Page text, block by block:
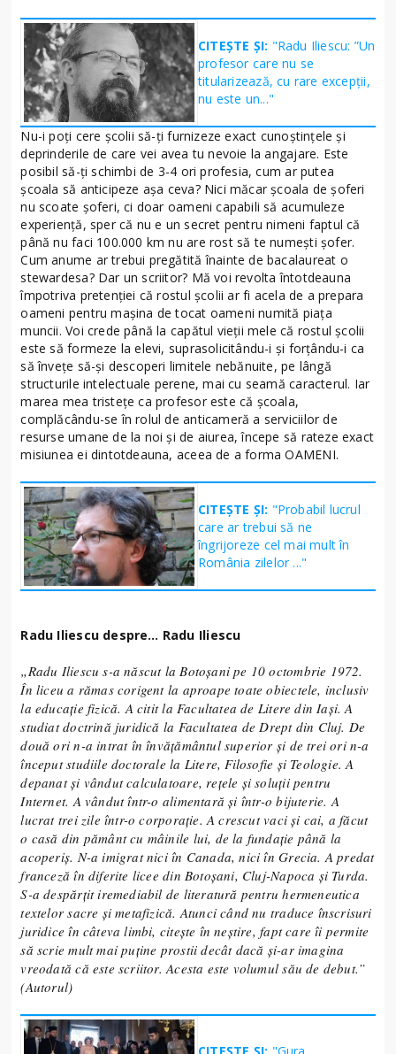
CITEȘTE ȘI: "Radu Iliescu: ”Un
profesor care nu se
titularizează, cu rare excepţii,
nu este un..."
Nu-i poţi cere şcolii să-ţi furnizeze exact cunoştinţele şi
deprinderile de care vei avea tu nevoie la angajare. Este
posibil să-ţi schimbi de 3-4 ori profesia, cum ar putea
şcoala să anticipeze aşa ceva? Nici măcar şcoala de şoferi
nu scoate şoferi, ci doar oameni capabili să acumuleze
experienţă, sper că nu e un secret pentru nimeni faptul că
până nu faci 100.000 km nu are rost să te numeşti şofer.
Cum anume ar trebui pregătită înainte de bacalaureat o
stewardesa? Dar un scriitor? Mă voi revolta întotdeauna
împotriva pretenţiei că rostul şcolii ar fi acela de a prepara
oameni pentru maşina de tocat oameni numită piaţa
muncii. Voi crede până la capătul vieţii mele că rostul şcolii
este să formeze la elevi, suprasolicitându-i şi forţându-i ca
să înveţe să-şi descoperi limitele nebănuite, pe lângă
structurile intelectuale perene, mai cu seamă caracterul. Iar
marea mea tristeţe ca profesor este că şcoala,
complăcându-se în rolul de anticameră a serviciilor de
resurse umane de la noi şi de aiurea, începe să rateze exact
misiunea ei dintotdeauna, aceea de a forma OAMENI.
CITEȘTE ȘI: "Probabil lucrul
care ar trebui să ne
îngrijoreze cel mai mult în
România zilelor ..."
Radu Iliescu despre… Radu Iliescu
„Radu Iliescu s-a născut la Botoşani pe 10 octombrie 1972.
În liceu a rămas corigent la aproape toate obiectele, inclusiv
la educaţie fizică. A citit la Facultatea de Litere din Iaşi. A
studiat doctrină juridică la Facultatea de Drept din Cluj. De
două ori n-a intrat în învăţământul superior şi de trei ori n-a
început studiile doctorale la Litere, Filosofie şi Teologie. A
depanat şi vândut calculatoare, reţele şi soluţii pentru
Internet. A vândut într-o alimentară şi într-o bijuterie. A
lucrat trei zile într-o corporaţie. A crescut vaci şi cai, a făcut
o casă din pământ cu mâinile lui, de la fundaţie până la
acoperiş. N-a imigrat nici în Canada, nici în Grecia. A predat
franceză în diferite licee din Botoşani, Cluj-Napoca şi Turda.
S-a despărţit iremediabil de literatură pentru hermeneutica
textelor sacre şi metafizică. Atunci când nu traduce înscrisuri
juridice în câteva limbi, citeşte în neştire, fapt care îi permite
să scrie mult mai puţine prostii decât dacă şi-ar imagina
vreodată că este scriitor. Acesta este volumul său de debut.”
(Autorul)